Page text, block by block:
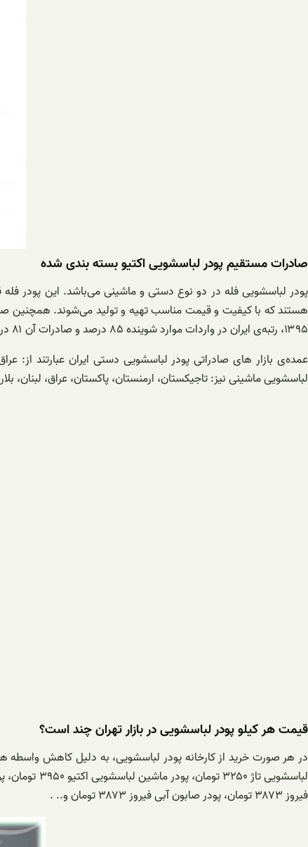
صادرات مستقیم پودر لباسشویی اکتیو بسته بندی شده
هستند که با کیفیت و قیمت مناسب تهیه و تولید می‌شوند. همچنین
۱۳۹۵، رتبه‌ی ایران در واردات موارد شوینده ۸۵ درصد و صادرات آن ۸۱ درصد بوده است.
عمده‌ی بازار‌ های صادراتی پودر لباسشویی دستی ایران عبارتند از:
لباسشویی ماشینی نیز: تاجیکستان، ارمنستان، پاکستان، عراق، لبنان،
قیمت هر کیلو پودر لباسشویی در بازار تهران چند است؟
در هر صورت خرید از کارخانه پودر لباسشویی، به دلیل کاهش واسطه‌
فیروز ۳۸۷۳ تومان، پودر صابون آبی فیروز ۳۸۷۳ تومان و.. .